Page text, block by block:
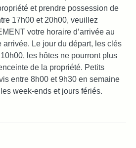
et prendre possession de
17h00 et 20h00, veuillez
votre horaire d’arrivée au
arrivée. Le jour du départ, les clés
les hôtes ne pourront plus
de la propriété. Petits
entre 8h00 et 9h30 en semaine
week-ends et jours fériés.